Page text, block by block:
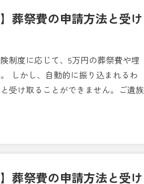
葬祭費の申請方法と受け
制度に応じて、5万円の葬祭費や埋
しかし、自動的に振り込まれるわ
受け取ることができません。ご遺族
葬祭費の申請方法と受け